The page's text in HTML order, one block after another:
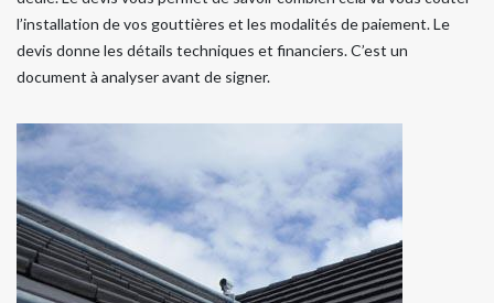
l’installation de vos gouttières et les modalités de paiement. Le
devis donne les détails techniques et financiers. C’est un
document à analyser avant de signer.